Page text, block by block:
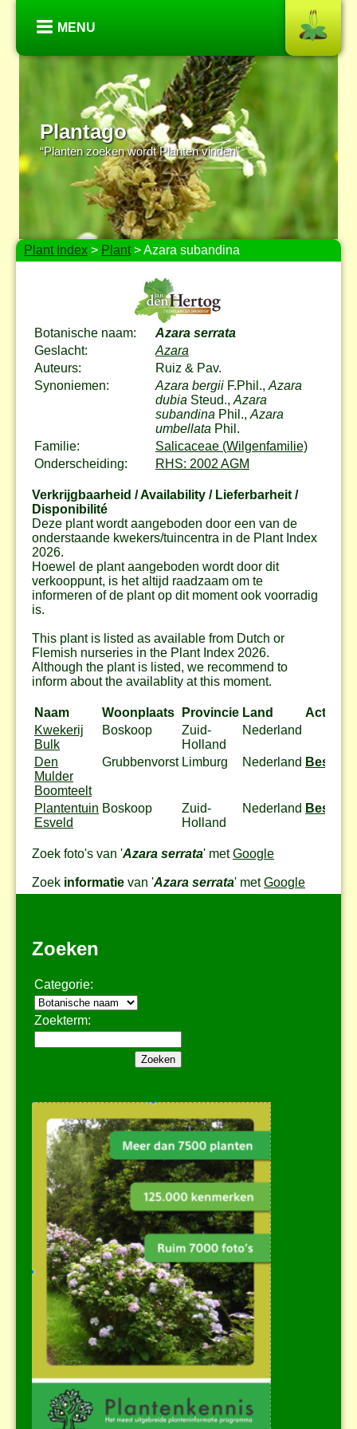
MENU
Plantago
“Planten zoeken wordt Planten vinden”
Plant Index > Plant> Azara subandina
Botanische naam:
Azara serrata
Geslacht:
Azara
Auteurs:
Ruiz & Pav.
Synoniemen:
Azara bergii F.Phil., Azara
dubia Steud., Azara
subandina Phil., Azara
umbellata Phil.
Familie:
Salicaceae (Wilgenfamilie)
Onderscheiding:
RHS: 2002 AGM
Verkrijgbaarheid / Availability / Lieferbarheit /
Disponibilité
Deze plant wordt aangeboden door een van de
onderstaande kwekers/tuincentra in de Plant Index
2026.
Hoewel de plant aangeboden wordt door dit
verkooppunt, is het altijd raadzaam om te
informeren of de plant op dit moment ook voorradig
is.
This plant is listed as available from Dutch or
Flemish nurseries in the Plant Index 2026.
Although the plant is listed, we recommend to
inform about the availablity at this moment.
Naam Woonplaats Provincie Land
Actie
Kwekerij
Bulk
Boskoop
Zuid-
Holland
Nederland
Den
Mulder
Boomteelt
Grubbenvorst Limburg Nederland Bestel
Plantentuin
Esveld
Boskoop
Zuid-
Holland
Nederland Bestel
Zoek foto's van 'Azara serrata' metGoogle
Zoek informatie van 'Azara serrata' metGoogle
Zoeken
Categorie:
Zoekterm: